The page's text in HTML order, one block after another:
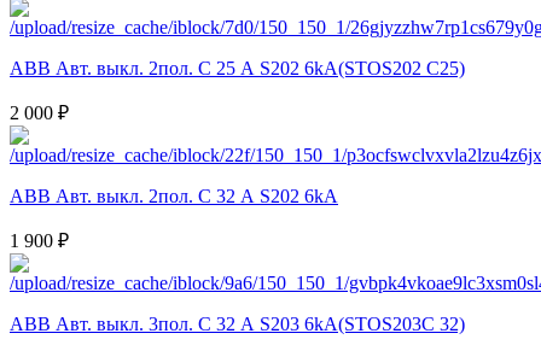
ABB Авт. выкл. 2пол. С 25 А S202 6kA(STOS202 C25)
2 000 ₽
ABB Авт. выкл. 2пол. С 32 А S202 6kA
1 900 ₽
ABB Авт. выкл. 3пол. С 32 А S203 6kA(STOS203C 32)